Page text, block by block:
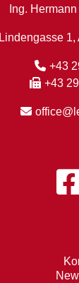
Ing.
Lindengasse
+43
+43